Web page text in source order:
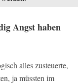
Angst haben
alles zusteuerte,
ja müssten im